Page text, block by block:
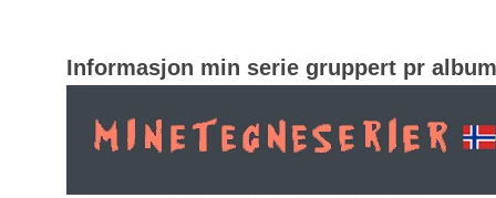
Informasjon min serie gruppert pr